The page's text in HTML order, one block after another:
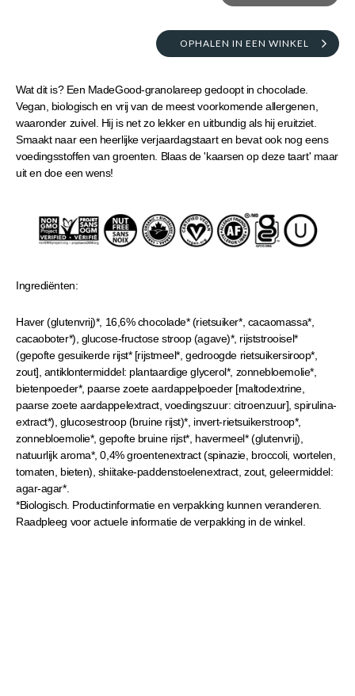
OPHALEN IN EEN WINKEL
Wat dit is? Een MadeGood-granolareep gedoopt in chocolade.
Vegan, biologisch en vrij van de meest voorkomende allergenen,
waaronder zuivel. Hij is net zo lekker en uitbundig als hij eruitziet.
Smaakt naar een heerlijke verjaardagstaart en bevat ook nog eens
voedingsstoffen van groenten. Blaas de 'kaarsen op deze taart' maar
uit en doe een wens!
Ingrediënten:
Haver (glutenvrij)*, 16,6% chocolade* (rietsuiker*, cacaomassa*,
cacaoboter*), glucose-fructose stroop (agave)*, rijststrooisel*
(gepofte gesuikerde rijst* [rijstmeel*, gedroogde rietsuikersiroop*,
zout], antiklontermiddel: plantaardige glycerol*, zonnebloemolie*,
bietenpoeder*, paarse zoete aardappelpoeder [maltodextrine,
paarse zoete aardappelextract, voedingszuur: citroenzuur], spirulina-
extract*), glucosestroop (bruine rijst)*, invert-rietsuikerstroop*,
zonnebloemolie*, gepofte bruine rijst*, havermeel* (glutenvrij),
natuurlijk aroma*, 0,4% groentenextract (spinazie, broccoli, wortelen,
tomaten, bieten), shiitake-paddenstoelenextract, zout, geleermiddel:
agar-agar*.
*Biologisch. Productinformatie en verpakking kunnen veranderen.
Raadpleeg voor actuele informatie de verpakking in de winkel.